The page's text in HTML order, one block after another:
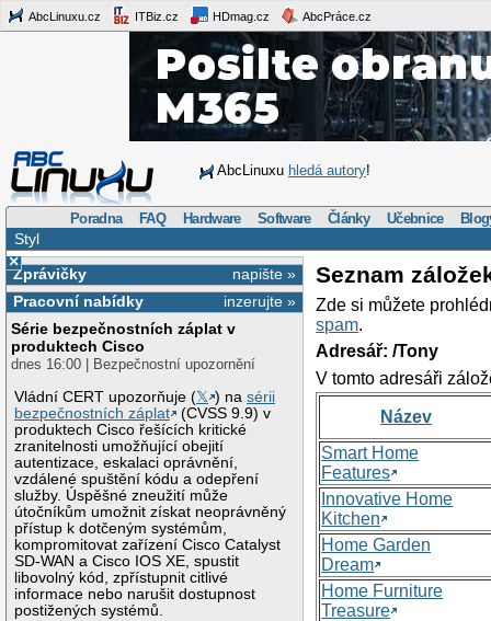
AbcLinuxu.cz ITBiz.cz HDmag.cz AbcPráce.cz
AbcLinuxu hledá autory!
Poradna FAQ Hardware Software Články Učebnice
Styl
×
napište »
Zprávičky
inzerujte »
Pracovní nabídky
Série bezpečnostních záplat v
produktech Cisco
dnes 16:00 | Bezpečnostní upozornění
Vládní CERT upozorňuje (𝕏 ) nasérii
bezpečnostních záplat
(CVSS 9.9) v
produktech Cisco řešících kritické
zranitelnosti umožňující obejití
autentizace, eskalaci oprávnění,
vzdálené spuštění kódu a odepření
služby. Úspěšné zneužití může
útočníkům umožnit získat neoprávněný
přístup k dotčeným systémům,
kompromitovat zařízení Cisco Catalyst
SD-WAN a Cisco IOS XE, spustit
libovolný kód, zpřístupnit citlivé
informace nebo narušit dostupnost
postižených systémů.
Seznam
Zde si můžete
spam.
Adresář: /Tony
V tomto adresáři
Název
Smart Home
Features
Innovative Home
Kitchen
Home Garden
Dream
Home Furniture
Treasure